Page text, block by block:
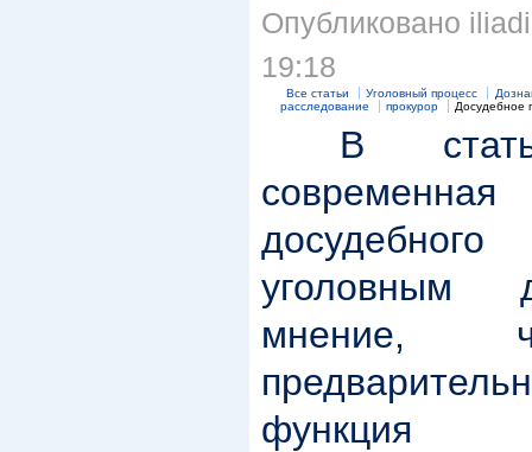
Опубликовано
19:18
Все статьи Уголовный процесс
расследование
прокурор Досудебное
В статье
уголовным